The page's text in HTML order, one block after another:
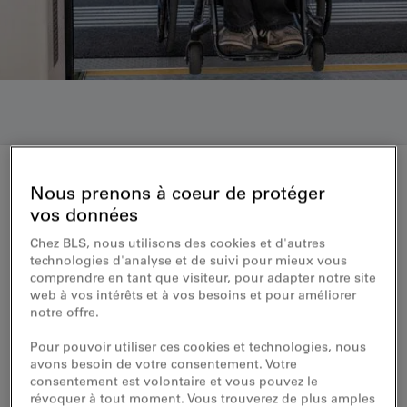
Abonnements
Abonnement pour les
accompagnateurs
accompagnateur et/ou d’un chien
d’assistance pour les voyageurs souffrant
d’un handicap
Nous prenons à coeur de protéger
vos données
Chez BLS, nous utilisons des cookies et d'autres
technologies d'analyse et de suivi pour mieux vous
comprendre en tant que visiteur, pour adapter notre site
web à vos intérêts et à vos besoins et pour améliorer
notre offre.
Pour pouvoir utiliser ces cookies et technologies, nous
avons besoin de votre consentement. Votre
consentement est volontaire et vous pouvez le
révoquer à tout moment. Vous trouverez de plus amples